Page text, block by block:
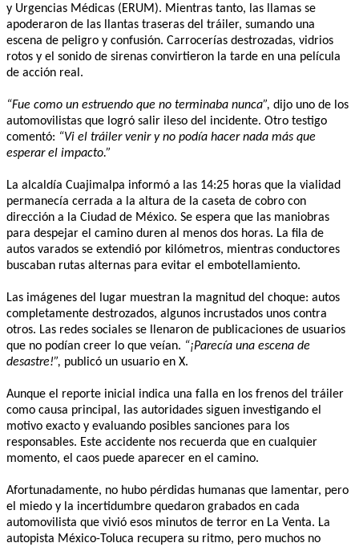
y Urgencias Médicas (ERUM). Mientras tanto, las llamas se
apoderaron de las llantas traseras del tráiler, sumando una
escena de peligro y confusión. Carrocerías destrozadas, vidrios
rotos y el sonido de sirenas convirtieron la tarde en una película
de acción real.
“Fue como un estruendo que no terminaba nunca”, dijo uno de los
automovilistas que logró salir ileso del incidente. Otro testigo
comentó: “Vi el tráiler venir y no podía hacer nada más que
esperar el impacto.”
La alcaldía Cuajimalpa informó a las 14:25 horas que la vialidad
permanecía cerrada a la altura de la caseta de cobro con
dirección a la Ciudad de México. Se espera que las maniobras
para despejar el camino duren al menos dos horas. La fila de
autos varados se extendió por kilómetros, mientras conductores
buscaban rutas alternas para evitar el embotellamiento.
Las imágenes del lugar muestran la magnitud del choque: autos
completamente destrozados, algunos incrustados unos contra
otros. Las redes sociales se llenaron de publicaciones de usuarios
que no podían creer lo que veían. “¡Parecía una escena de
desastre!”, publicó un usuario en X.
Aunque el reporte inicial indica una falla en los frenos del tráiler
como causa principal, las autoridades siguen investigando el
motivo exacto y evaluando posibles sanciones para los
responsables. Este accidente nos recuerda que en cualquier
momento, el caos puede aparecer en el camino.
Afortunadamente, no hubo pérdidas humanas que lamentar, pero
el miedo y la incertidumbre quedaron grabados en cada
automovilista que vivió esos minutos de terror en La Venta. La
autopista México-Toluca recupera su ritmo, pero muchos no